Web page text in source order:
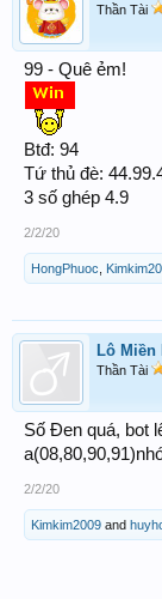
Thần Tài
99 - Quê ẻm!
Btđ: 94
Tứ thủ đè:
3 số ghép 4.9
2/2/20
HongPhuoc
Lô Miền
Thần Tài
Số Đen quá, bot
2/2/20
Kimkim2009 and